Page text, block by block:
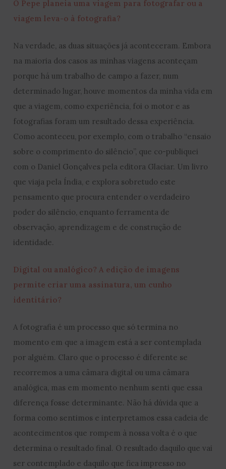
O Pepe planeia uma viagem para fotografar ou a
viagem leva-o à fotografia?
Na verdade, as duas situações já aconteceram. Embora
na maioria dos casos as minhas viagens aconteçam
porque há um trabalho de campo a fazer, num
determinado lugar, houve momentos da minha vida em
que a viagem, como experiência, foi o motor e as
fotografias foram um resultado dessa experiência.
Como aconteceu, por exemplo, com o trabalho “ensaio
sobre o comprimento do silêncio”, que co-publiquei
com o Daniel Gonçalves pela editora Glaciar. Um livro
que viaja pela Índia, e explora sobretudo este
pensamento que procura entender o verdadeiro
poder do silêncio, enquanto ferramenta de
observação, aprendizagem e de construção de
identidade.
Digital ou analógico? A edição de imagens
permite criar uma assinatura, um cunho
identitário?
A fotografia é um processo que só termina no
momento em que a imagem está a ser contemplada
por alguém. Claro que o processo é diferente se
recorremos a uma câmara digital ou uma câmara
analógica, mas em momento nenhum senti que essa
diferença fosse determinante. Não há dúvida que a
forma como sentimos e interpretamos essa cadeia de
acontecimentos que rompem à nossa volta é o que
determina o resultado final. O resultado daquilo que vai
ser contemplado e daquilo que fica impresso no